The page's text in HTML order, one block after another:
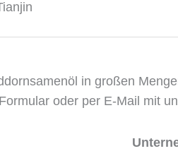
in großen
oder per E-Mail mit